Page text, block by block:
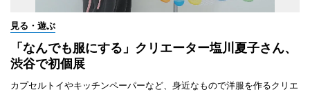
見る・遊ぶ
「なんでも服にする」クリエーター塩川夏子さん、
渋谷で初個展
カプセルトイやキッチンペーパーなど、身近なもので洋服を作るクリエ